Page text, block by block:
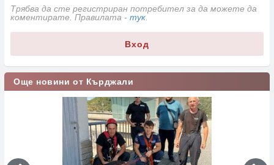
Трябва да сте регистриран потребител за да можете да
коментирате. Правилата - тук
Вход
Още новини от Кърджали